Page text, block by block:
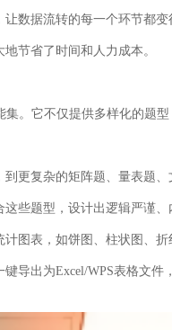
数据流转的每一个环节都
节省了时间和人力成本。
。它不仅提供多样化的题
更复杂的矩阵题、量表题
些题型，设计出逻辑严谨、
图表，如饼图、柱状图、
导出为Excel/WPS表格文件